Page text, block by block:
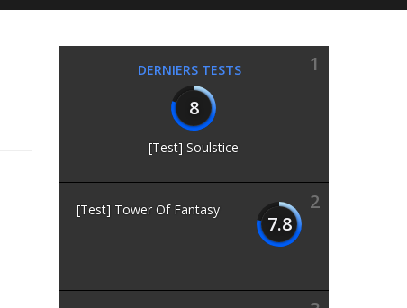
DERNIERS TESTS
1
8
[Test] Soulstice
2
7.8
[Test] Tower Of Fantasy